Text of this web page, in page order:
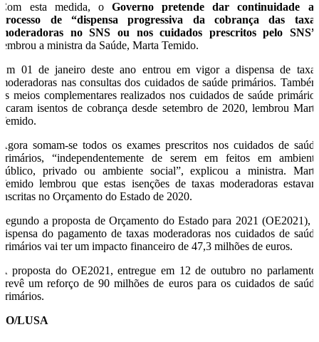
Com esta medida, o Governo pretende dar continuidade ao
processo de “dispensa progressiva da cobrança das taxas
moderadoras no SNS ou nos cuidados prescritos pelo SNS”
lembrou a ministra da Saúde, Marta Temido.
Em 01 de janeiro deste ano entrou em vigor a dispensa de taxas
moderadoras nas consultas dos cuidados de saúde primários. Também
os meios complementares realizados nos cuidados de saúde primários
ficaram isentos de cobrança desde setembro de 2020, lembrou Marta
Temido.
Agora somam-se todos os exames prescritos nos cuidados de saúde
primários, “independentemente de serem em feitos em ambiente
público, privado ou ambiente social”, explicou a ministra. Marta
Temido lembrou que estas isenções de taxas moderadoras estavam
inscritas no Orçamento do Estado de 2020.
Segundo a proposta de Orçamento do Estado para 2021 (OE2021), a
dispensa do pagamento de taxas moderadoras nos cuidados de saúde
primários vai ter um impacto financeiro de 47,3 milhões de euros.
A proposta do OE2021, entregue em 12 de outubro no parlamento,
prevê um reforço de 90 milhões de euros para os cuidados de saúde
primários.
SO/LUSA